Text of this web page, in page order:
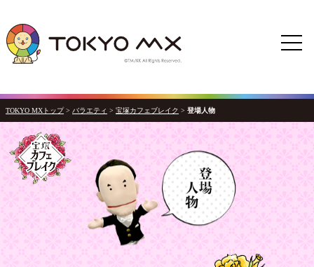
TOKYO MXトップ > バラエティ > 宝塚カフェブレイク > 登場人物